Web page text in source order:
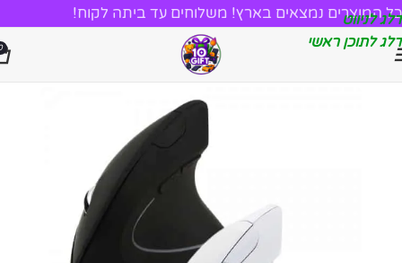
דלג לניווט
דלג לתוכן ראשי
כל המוצרים נמצאים בארץ! משלוחים עד ביתה לקוח!